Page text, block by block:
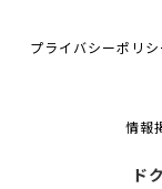
プライバシーポリシ
情報
ド